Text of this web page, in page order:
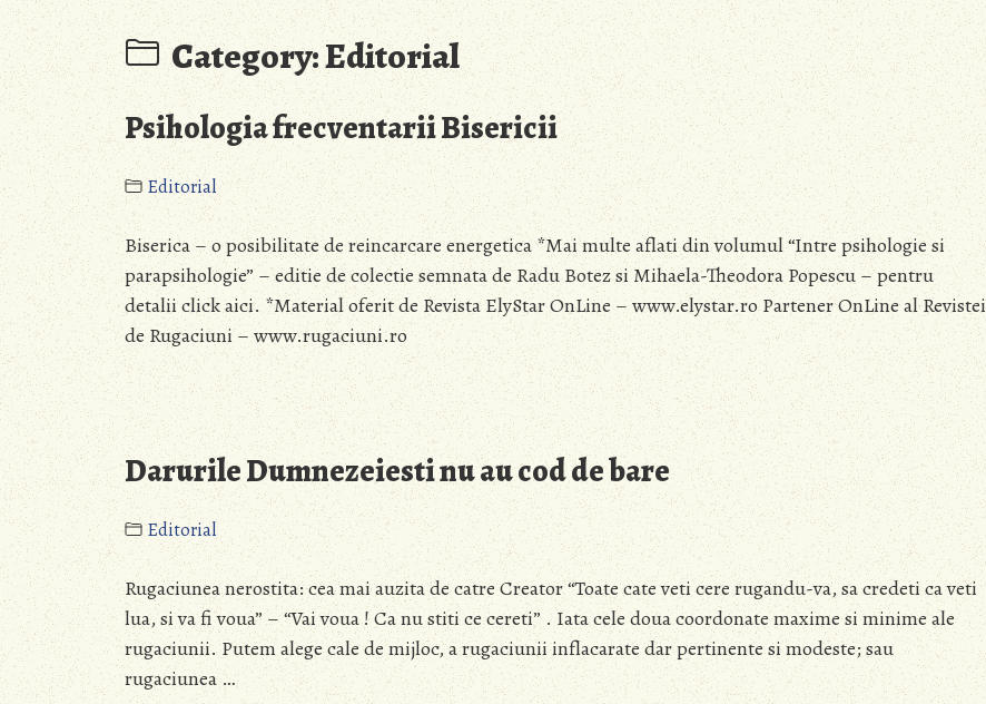
Category:Editorial
Psihologia frecventarii Bisericii
Editorial
Biserica – o posibilitate de reincarcare energetica *Mai multe aflati din volumul “Intre psihologie si
parapsihologie” – editie de colectie semnata de Radu Botez si Mihaela-Theodora Popescu – pentru
detalii click aici. *Material oferit de Revista ElyStar OnLine – www.elystar.ro Partener OnLine al Revistei
de Rugaciuni – www.rugaciuni.ro
Darurile Dumnezeiesti nu au cod de bare
Editorial
Rugaciunea nerostita: cea mai auzita de catre Creator “Toate cate veti cere rugandu-va, sa credeti ca veti
lua, si va fi voua” – “Vai voua ! Ca nu stiti ce cereti” . Iata cele doua coordonate maxime si minime ale
rugaciunii. Putem alege cale de mijloc, a rugaciunii inflacarate dar pertinente si modeste; sau
rugaciunea …